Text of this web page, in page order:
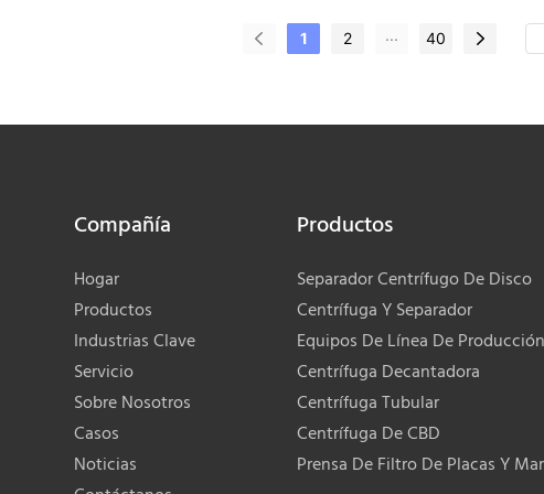
y las han aplicado al proceso
en el campo de los equipos de
incomparables en términos de
mercado.
1 2 ... 40
Compañía
Hogar
Productos
Industrias Clave
Servicio
Sobre Nosotros
Casos
Noticias
Productos
Separador Centrífugo De Disco
Centrífuga Y Separador
Equipos De Línea De Producción
Centrífuga Decantadora
Centrífuga Tubular
Centrífuga De CBD
Prensa De Filtro De Placas Y